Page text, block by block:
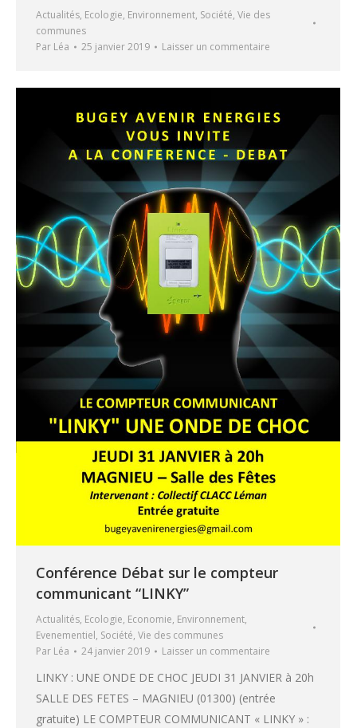
Actualités, Ecologie, Environnement, Société, Vie des
communes
Par Léa 25 janvier 2019 Laisser un commentaire
Conférence Débat sur le compteur
communicant “LINKY”
Actualités, Ecologie, Economie, Environnement,
Evenementiel, Société, Vie des communes
Par Léa 24 janvier 2019 Laisser un commentaire
LINKY : UNE ONDE DE CHOC JEUDI 31 JANVIER à 20h
SALLE DES FETES – MAGNIEU (01300) (entrée
gratuite) LE COMPTEUR COMMUNICANT « LINKY » :